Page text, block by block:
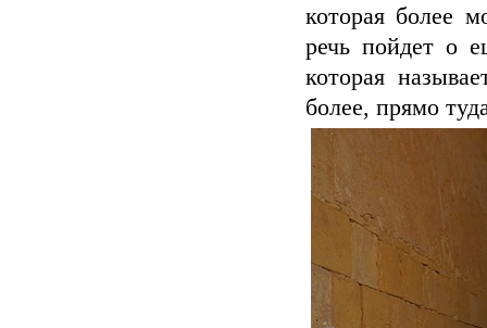
которая более
речь пойдет о
которая
более, прямо